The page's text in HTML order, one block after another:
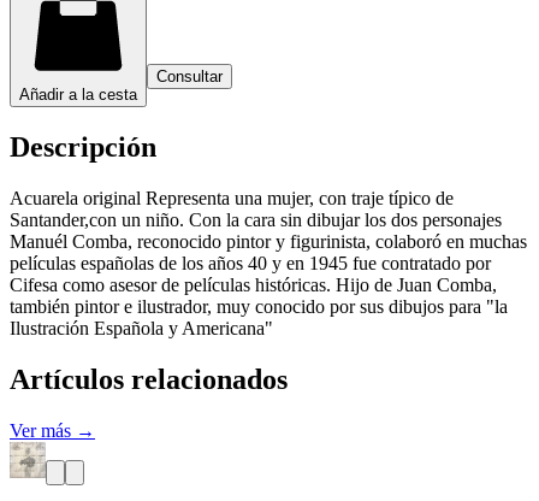
Añadir a la cesta
Consultar
Descripción
Acuarela original Representa una mujer, con traje típico de
Santander,con un niño. Con la cara sin dibujar los dos personajes
Manuél Comba, reconocido pintor y figurinista, colaboró en muchas
películas españolas de los años 40 y en 1945 fue contratado por
Cifesa como asesor de películas históricas. Hijo de Juan Comba,
también pintor e ilustrador, muy conocido por sus dibujos para "la
Ilustración Española y Americana"
Artículos relacionados
Ver más →